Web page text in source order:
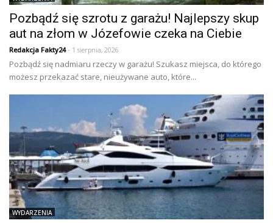
Pozbądź się szrotu z garażu! Najlepszy skup
aut na złom w Józefowie czeka na Ciebie
Redakcja Fakty24- 1 sierpnia, 2026
Pozbądź się nadmiaru rzeczy w garażu! Szukasz miejsca, do którego
możesz przekazać stare, nieużywane auto, które...
WYDARZENIA